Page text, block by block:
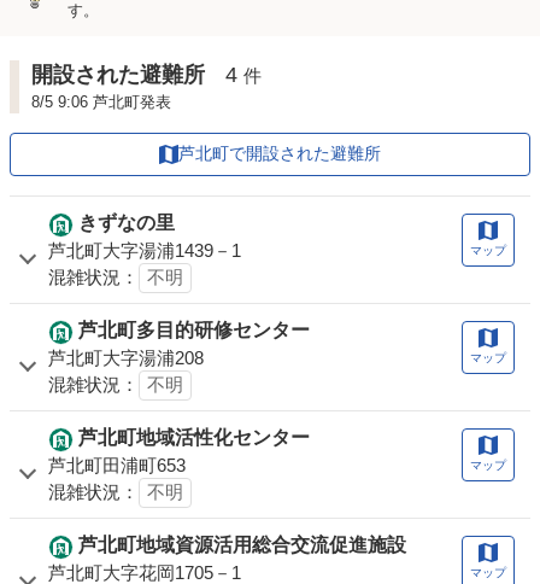
す。
開設された避難所 4 件
8/5 9:06 芦北町発表
芦北町で開設された避難所
きずなの里
芦北町大字湯浦1439－1
混雑状況：
不明
マップ
芦北町多目的研修センター
芦北町大字湯浦208
混雑状況：
不明
マップ
芦北町地域活性化センター
芦北町田浦町653
混雑状況：
不明
マップ
芦北町地域資源活用総合交流促進施設
芦北町大字花岡1705－1
マップ